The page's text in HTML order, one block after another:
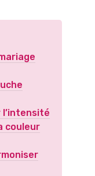
l’intensité
couleur